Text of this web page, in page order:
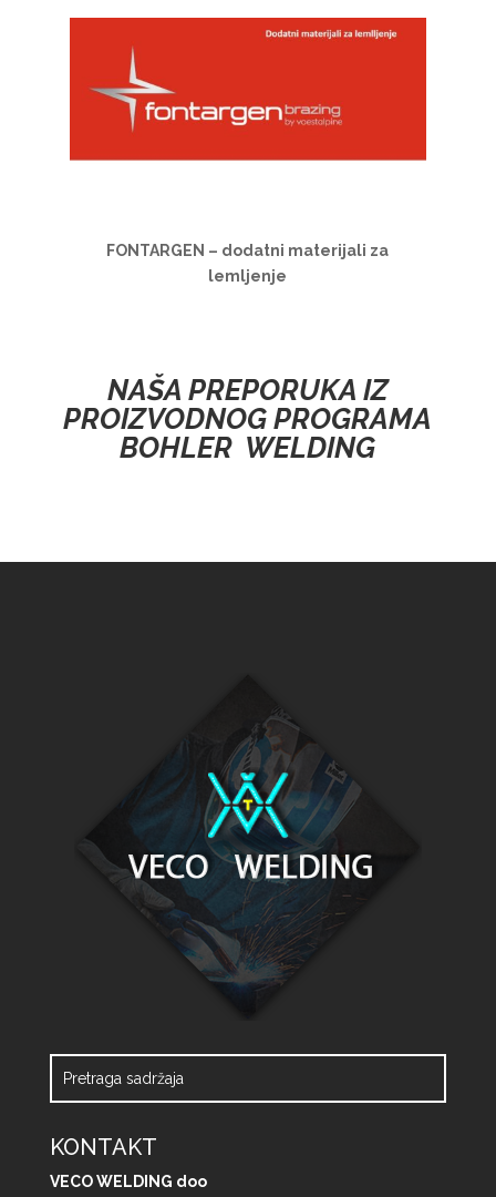
FONTARGEN – dodatni materijali za
lemljenje
NAŠA PREPORUKA IZ
PROIZVODNOG PROGRAMA
BOHLER WELDING
KONTAKT
VECO WELDING doo